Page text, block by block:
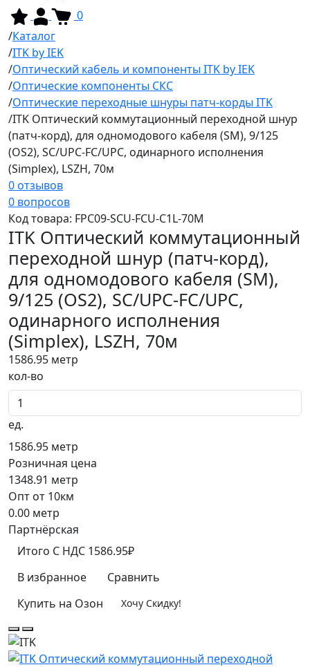
0
Каталог
ITK by IEK
Оптический кабель и компоненты ITK by IEK
Оптические компоненты СКС
Оптические переходные шнуры патч-корды ITK
ITK Оптический коммутационный переходной шнур
(патч-корд), для одномодового кабеля (SM), 9/125
(OS2), SC/UPC-FC/UPC, одинарного исполнения
(Simplex), LSZH, 70м
0 отзывов
0 вопросов
Код товара: FPC09-SCU-FCU-C1L-70M
ITK Оптический коммутационный
переходной шнур (патч-корд),
для одномодового кабеля (SM),
9/125 (OS2), SC/UPC-FC/UPC,
одинарного исполнения
(Simplex), LSZH, 70м
1586.95 метр
кол-во
ед.
1586.95 метр
Розничная цена
1348.91 метр
Опт от 10км
0.00 метр
Партнёрская
Итого C НДС 1586.95₽
В избранное
Сравнить
Купить на Озон
Хочу Скидку!